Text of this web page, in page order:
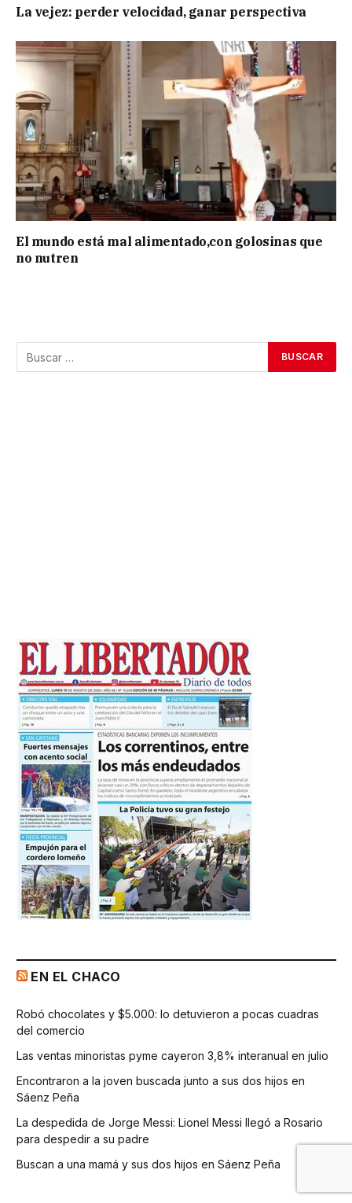
La vejez: perder velocidad, ganar perspectiva
El mundo está mal alimentado,con golosinas que
no nutren
EN EL CHACO
Robó chocolates y $5.000: lo detuvieron a pocas cuadras
del comercio
Las ventas minoristas pyme cayeron 3,8% interanual en julio
Encontraron a la joven buscada junto a sus dos hijos en
Sáenz Peña
La despedida de Jorge Messi: Lionel Messi llegó a Rosario
para despedir a su padre
Buscan a una mamá y sus dos hijos en Sáenz Peña